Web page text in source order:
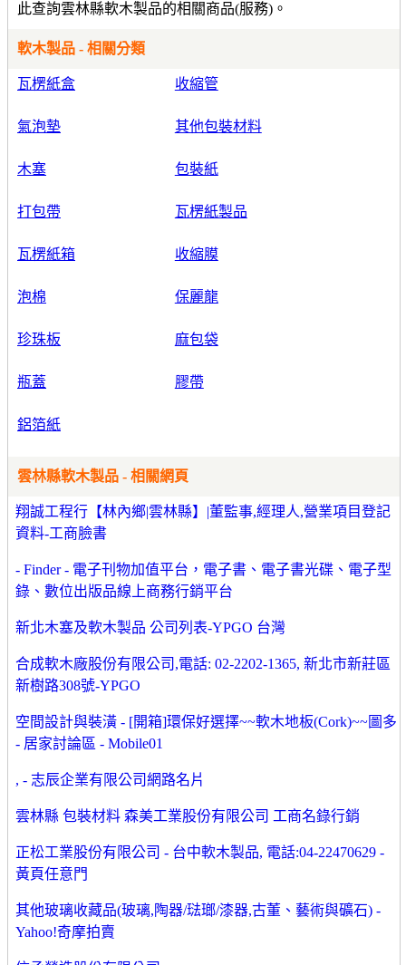
此查詢雲林縣軟木製品的相關商品(服務)。
軟木製品 - 相關分類
瓦楞紙盒 收縮管
氣泡墊 其他包裝材料
木塞 包裝紙
打包帶 瓦楞紙製品
瓦楞紙箱 收縮膜
泡棉 保麗龍
珍珠板 麻包袋
瓶蓋 膠帶
鋁箔紙
雲林縣軟木製品 - 相關網頁
翔誠工程行【林內鄉|雲林縣】|董監事,經理人,營業項目登記
資料-工商臉書
- Finder - 電子刊物加值平台，電子書、電子書光碟、電子型
錄、數位出版品線上商務行銷平台
新北木塞及軟木製品 公司列表-YPGO 台灣
合成軟木廠股份有限公司,電話: 02-2202-1365, 新北市新莊區
新樹路308號-YPGO
空間設計與裝潢 - [開箱]環保好選擇~~軟木地板(Cork)~~圖多
- 居家討論區 - Mobile01
, - 志辰企業有限公司網路名片
雲林縣 包裝材料 森美工業股份有限公司 工商名錄行銷
正松工業股份有限公司 - 台中軟木製品, 電話:04-22470629 -
黃頁任意門
其他玻璃收藏品(玻璃,陶器/琺瑯/漆器,古董、藝術與礦石) -
Yahoo!奇摩拍賣